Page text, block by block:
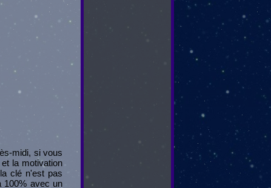
midi, si vous
la motivation
clé n'est pas
100% avec un